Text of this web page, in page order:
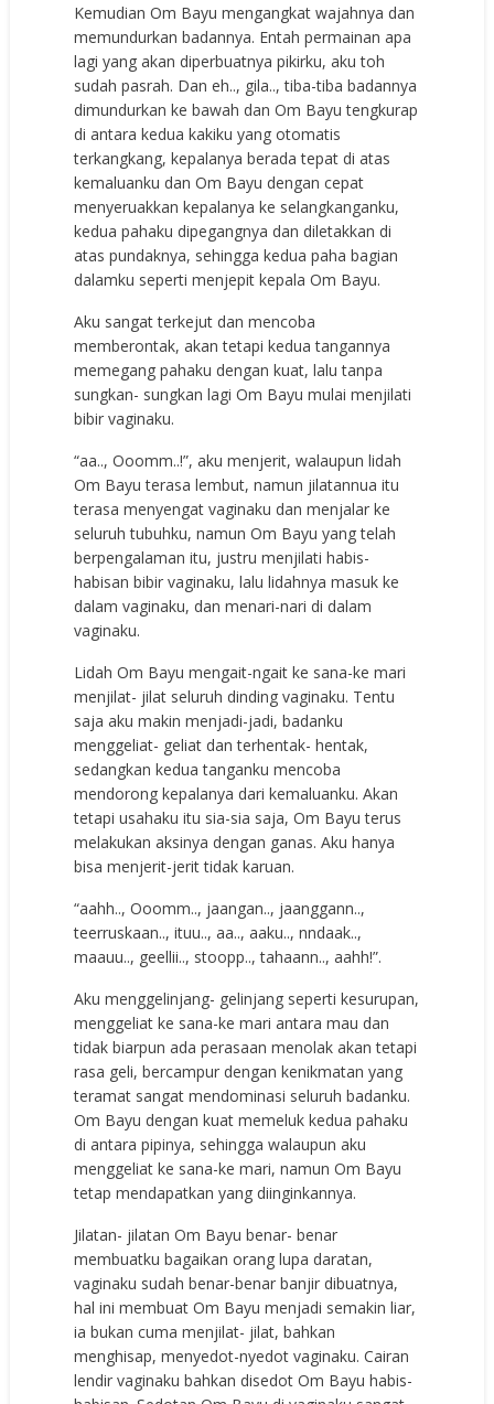
Kemudian Om Bayu mengangkat wajahnya dan
memundurkan badannya. Entah permainan apa
lagi yang akan diperbuatnya pikirku, aku toh
sudah pasrah. Dan eh.., gila.., tiba-tiba badannya
dimundurkan ke bawah dan Om Bayu tengkurap
di antara kedua kakiku yang otomatis
terkangkang, kepalanya berada tepat di atas
kemaluanku dan Om Bayu dengan cepat
menyeruakkan kepalanya ke selangkanganku,
kedua pahaku dipegangnya dan diletakkan di
atas pundaknya, sehingga kedua paha bagian
dalamku seperti menjepit kepala Om Bayu.
Aku sangat terkejut dan mencoba
memberontak, akan tetapi kedua tangannya
memegang pahaku dengan kuat, lalu tanpa
sungkan- sungkan lagi Om Bayu mulai menjilati
bibir vaginaku.
“aa.., Ooomm..!”, aku menjerit, walaupun lidah
Om Bayu terasa lembut, namun jilatannua itu
terasa menyengat vaginaku dan menjalar ke
seluruh tubuhku, namun Om Bayu yang telah
berpengalaman itu, justru menjilati habis-
habisan bibir vaginaku, lalu lidahnya masuk ke
dalam vaginaku, dan menari-nari di dalam
vaginaku.
Lidah Om Bayu mengait-ngait ke sana-ke mari
menjilat- jilat seluruh dinding vaginaku. Tentu
saja aku makin menjadi-jadi, badanku
menggeliat- geliat dan terhentak- hentak,
sedangkan kedua tanganku mencoba
mendorong kepalanya dari kemaluanku. Akan
tetapi usahaku itu sia-sia saja, Om Bayu terus
melakukan aksinya dengan ganas. Aku hanya
bisa menjerit-jerit tidak karuan.
“aahh.., Ooomm.., jaangan.., jaanggann..,
teerruskaan.., ituu.., aa.., aaku.., nndaak..,
maauu.., geellii.., stoopp.., tahaann.., aahh!”.
Aku menggelinjang- gelinjang seperti kesurupan,
menggeliat ke sana-ke mari antara mau dan
tidak biarpun ada perasaan menolak akan tetapi
rasa geli, bercampur dengan kenikmatan yang
teramat sangat mendominasi seluruh badanku.
Om Bayu dengan kuat memeluk kedua pahaku
di antara pipinya, sehingga walaupun aku
menggeliat ke sana-ke mari, namun Om Bayu
tetap mendapatkan yang diinginkannya.
Jilatan- jilatan Om Bayu benar- benar
membuatku bagaikan orang lupa daratan,
vaginaku sudah benar-benar banjir dibuatnya,
hal ini membuat Om Bayu menjadi semakin liar,
ia bukan cuma menjilat- jilat, bahkan
menghisap, menyedot-nyedot vaginaku. Cairan
lendir vaginaku bahkan disedot Om Bayu habis-